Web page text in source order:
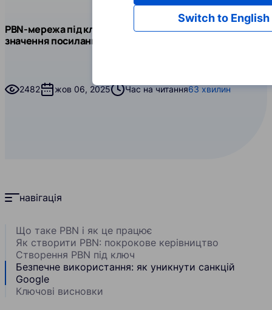
Блог
Лінкбілдинг
PBN-мережа під ключ: короткий огляд та
значення посилань PBN
2482 жов 06, 2025 Час на читання63 хвилин
навігація
Що таке PBN і як це працює
Як створити PBN: покрокове керівництво
Створення PBN під ключ
Безпечне використання: як уникнути санкцій
Google
Ключові висновки
Switch to English